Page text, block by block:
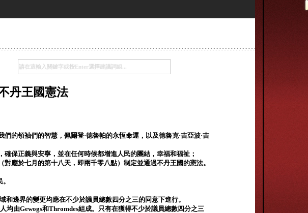
丹王國憲法
的領袖們的智慧，佩爾登·德魯帕的永恆命運，以及德魯克·吉亞波·吉
保正義與安寧，並在任何時候都增進人民的團結，幸福和福祉；
應於七月的第十八天，即兩千零八點）制定並通過不丹王國的憲法。
和邊界的變更均應在不少於議員總數四分​​之三的同意下進行。
均由Gewogs和Thromdes組成。只有在獲得不少於議員總數四分​​之三